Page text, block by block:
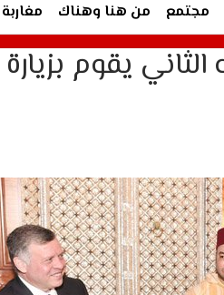
مجتمع من هنا وهناك